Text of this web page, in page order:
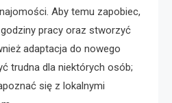
Aby temu zapobiec,
pracy oraz stworzyć
adaptacja do nowego
trudna dla niektórych osób;
się z lokalnymi